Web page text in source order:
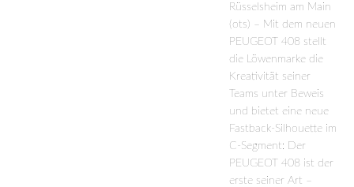
Rüsselsheim am Main
(ots) – Mit dem neuen
PEUGEOT 408 stellt
die Löwenmarke die
Kreativität seiner
Teams unter Beweis
und bietet eine neue
Fastback-Silhouette im
C-Segment: Der
PEUGEOT 408 ist der
erste seiner Art –